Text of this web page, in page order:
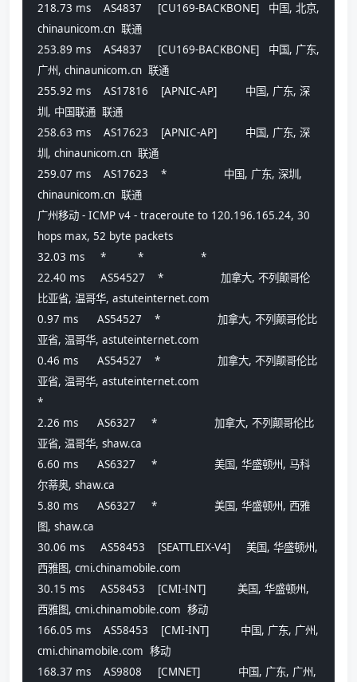
218.73 ms    AS4837     [CU169-BACKBONE]   中国, 北京,
chinaunicom.cn  联通
253.89 ms    AS4837     [CU169-BACKBONE]   中国, 广东,
广州, chinaunicom.cn  联通
255.92 ms    AS17816    [APNIC-AP]         中国, 广东, 深
圳, 中国联通  联通
258.63 ms    AS17623    [APNIC-AP]         中国, 广东, 深
圳, chinaunicom.cn  联通
259.07 ms    AS17623    *                  中国, 广东, 深圳,
chinaunicom.cn  联通
广州移动 - ICMP v4 - traceroute to 120.196.165.24, 30
hops max, 52 byte packets
32.03 ms     *          *                  *
22.40 ms     AS54527    *                  加拿大, 不列颠哥伦
比亚省, 温哥华, astuteinternet.com
0.97 ms      AS54527    *                  加拿大, 不列颠哥伦比
亚省, 温哥华, astuteinternet.com
0.46 ms      AS54527    *                  加拿大, 不列颠哥伦比
亚省, 温哥华, astuteinternet.com
*
2.26 ms      AS6327     *                  加拿大, 不列颠哥伦比
亚省, 温哥华, shaw.ca
6.60 ms      AS6327     *                  美国, 华盛顿州, 马科
尔蒂奥, shaw.ca
5.80 ms      AS6327     *                  美国, 华盛顿州, 西雅
图, shaw.ca
30.06 ms     AS58453    [SEATTLEIX-V4]     美国, 华盛顿州,
西雅图, cmi.chinamobile.com
30.15 ms     AS58453    [CMI-INT]          美国, 华盛顿州,
西雅图, cmi.chinamobile.com  移动
166.05 ms    AS58453    [CMI-INT]          中国, 广东, 广州,
cmi.chinamobile.com  移动
168.37 ms    AS9808     [CMNET]            中国, 广东, 广州,